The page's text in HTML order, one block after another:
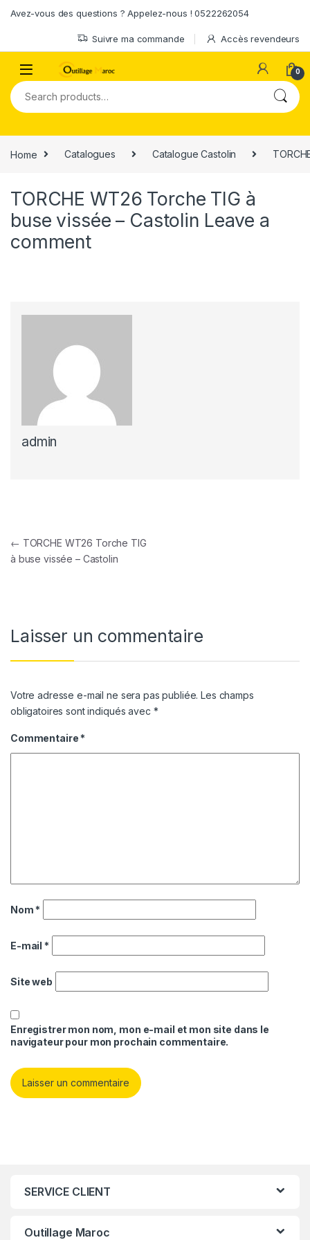
Avez-vous des questions ? Appelez-nous ! 0522262054
Suivre ma commande Accès revendeurs
0
Search for:
Home Catalogues Catalogue Castolin
TORCHE WT26 Torche TIG à
buse vissée – Castolin Leave a
comment
admin
Navigation de l’article
← TORCHE WT26 Torche TIG
à buse vissée – Castolin
Laisser un commentaire
Votre adresse e-mail ne sera pas publiée. Les champs
obligatoires sont indiqués avec *
Commentaire *
Nom *
E-mail *
Site web
Enregistrer mon nom, mon e-mail et mon site dans le
navigateur pour mon prochain commentaire.
SERVICE CLIENT
Outillage Maroc